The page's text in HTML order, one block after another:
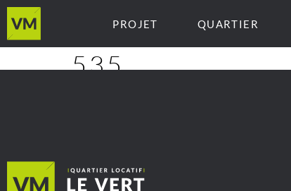
PROJET QUARTIER
535